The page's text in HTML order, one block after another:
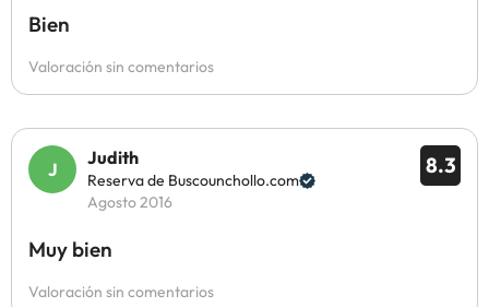
Bien
Valoración sin comentarios
8.3
Judith
Reserva de Buscounchollo.com
Agosto 2016
Muy bien
Valoración sin comentarios